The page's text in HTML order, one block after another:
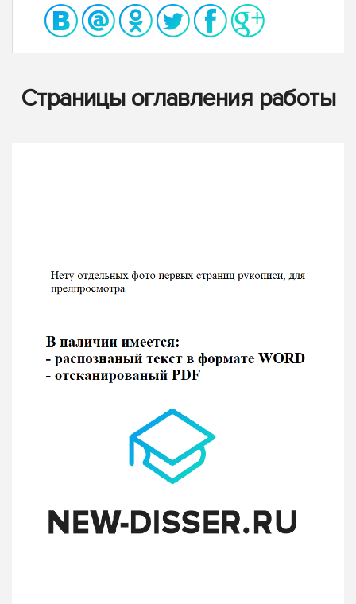
Страницы оглавления работы